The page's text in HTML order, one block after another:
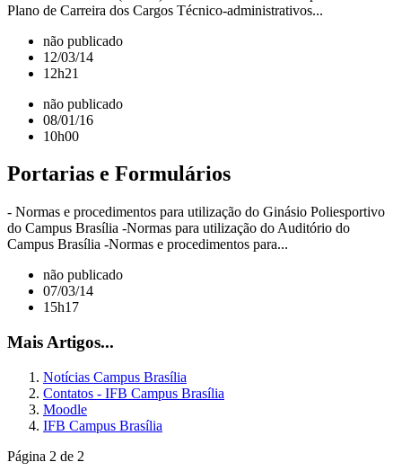
Plano de Carreira dos Cargos Técnico-administrativos...
não publicado
12/03/14
12h21
não publicado
08/01/16
10h00
Portarias e Formulários
- Normas e procedimentos para utilização do Ginásio Poliesportivo
do Campus Brasília -Normas para utilização do Auditório do
Campus Brasília -Normas e procedimentos para...
não publicado
07/03/14
15h17
Mais Artigos...
Notícias Campus Brasília
Contatos - IFB Campus Brasília
Moodle
IFB Campus Brasília
Página 2 de 2